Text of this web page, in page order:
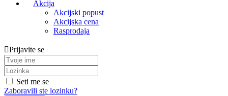
Akcija
Akcijski popust
Akcijska cena
Rasprodaja
Prijavite se
Seti me se
Zaboravili ste lozinku?